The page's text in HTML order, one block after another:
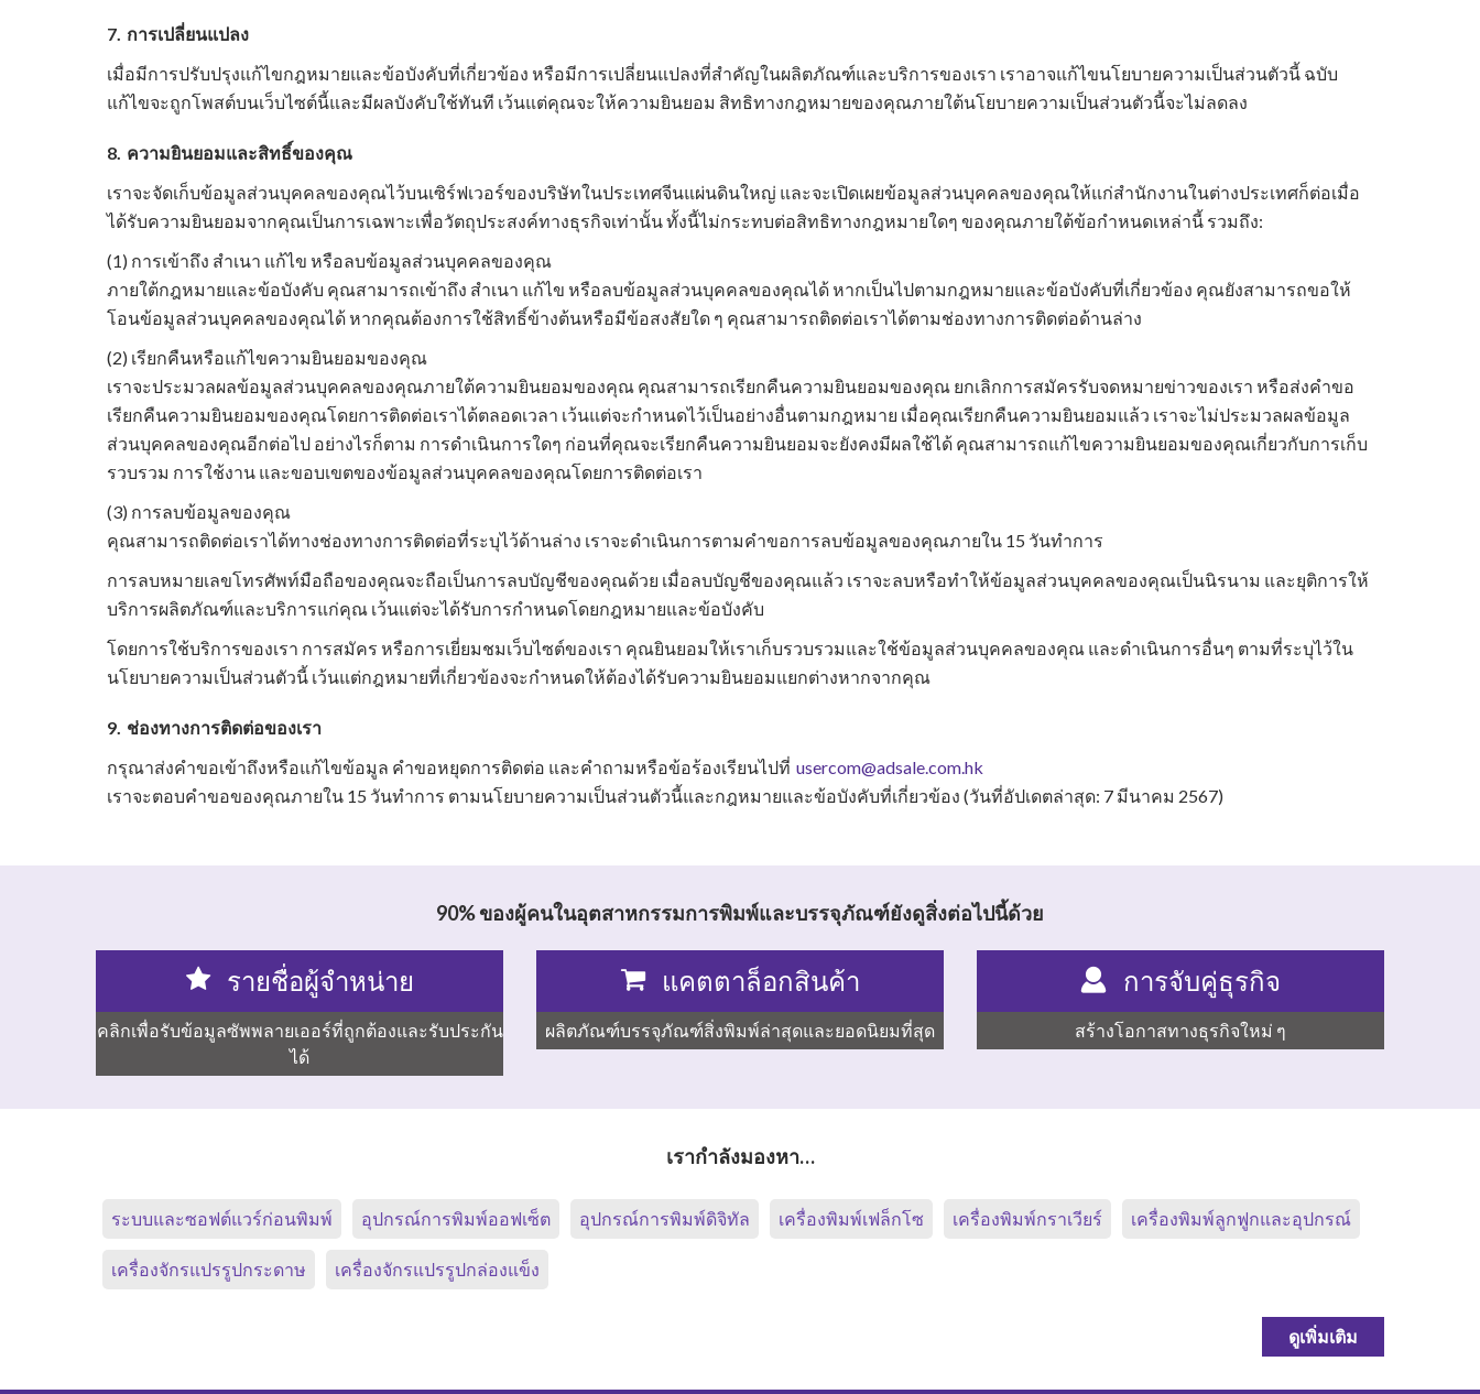
7. การเปลี่ยนแปลง
เมื่อมีการปรับปรุงแก้ไขกฎหมายและข้อบังคับที่เกี่ยวข้อง หรือมีการเปลี่ยนแปลงที่สำคัญในผลิตภัณฑ์และบริการของเรา เราอาจแก้ไขนโยบายความเป็นส่วนตัวนี้ ฉบับ
แก้ไขจะถูกโพสต์บนเว็บไซต์นี้และมีผลบังคับใช้ทันที เว้นแต่คุณจะให้ความยินยอม สิทธิทางกฎหมายของคุณภายใต้นโยบายความเป็นส่วนตัวนี้จะไม่ลดลง
8. ความยินยอมและสิทธิ์ของคุณ
เราจะจัดเก็บข้อมูลส่วนบุคคลของคุณไว้บนเซิร์ฟเวอร์ของบริษัทในประเทศจีนแผ่นดินใหญ่ และจะเปิดเผยข้อมูลส่วนบุคคลของคุณให้แก่สำนักงานในต่างประเทศก็ต่อเมื่อ
ได้รับความยินยอมจากคุณเป็นการเฉพาะเพื่อวัตถุประสงค์ทางธุรกิจเท่านั้น ทั้งนี้ไม่กระทบต่อสิทธิทางกฎหมายใดๆ ของคุณภายใต้ข้อกำหนดเหล่านี้ รวมถึง:
(1) การเข้าถึง สำเนา แก้ไข หรือลบข้อมูลส่วนบุคคลของคุณ
ภายใต้กฎหมายและข้อบังคับ คุณสามารถเข้าถึง สำเนา แก้ไข หรือลบข้อมูลส่วนบุคคลของคุณได้ หากเป็นไปตามกฎหมายและข้อบังคับที่เกี่ยวข้อง คุณยังสามารถขอให้
โอนข้อมูลส่วนบุคคลของคุณได้ หากคุณต้องการใช้สิทธิ์ข้างต้นหรือมีข้อสงสัยใด ๆ คุณสามารถติดต่อเราได้ตามช่องทางการติดต่อด้านล่าง
(2) เรียกคืนหรือแก้ไขความยินยอมของคุณ
เราจะประมวลผลข้อมูลส่วนบุคคลของคุณภายใต้ความยินยอมของคุณ คุณสามารถเรียกคืนความยินยอมของคุณ ยกเลิกการสมัครรับจดหมายข่าวของเรา หรือส่งคำขอ
เรียกคืนความยินยอมของคุณโดยการติดต่อเราได้ตลอดเวลา เว้นแต่จะกำหนดไว้เป็นอย่างอื่นตามกฎหมาย เมื่อคุณเรียกคืนความยินยอมแล้ว เราจะไม่ประมวลผลข้อมูล
ส่วนบุคคลของคุณอีกต่อไป อย่างไรก็ตาม การดำเนินการใดๆ ก่อนที่คุณจะเรียกคืนความยินยอมจะยังคงมีผลใช้ได้ คุณสามารถแก้ไขความยินยอมของคุณเกี่ยวกับการเก็บ
รวบรวม การใช้งาน และขอบเขตของข้อมูลส่วนบุคคลของคุณโดยการติดต่อเรา
(3) การลบข้อมูลของคุณ
คุณสามารถติดต่อเราได้ทางช่องทางการติดต่อที่ระบุไว้ด้านล่าง เราจะดำเนินการตามคำขอการลบข้อมูลของคุณภายใน 15 วันทำการ
การลบหมายเลขโทรศัพท์มือถือของคุณจะถือเป็นการลบบัญชีของคุณด้วย เมื่อลบบัญชีของคุณแล้ว เราจะลบหรือทำให้ข้อมูลส่วนบุคคลของคุณเป็นนิรนาม และยุติการให้
บริการผลิตภัณฑ์และบริการแก่คุณ เว้นแต่จะได้รับการกำหนดโดยกฎหมายและข้อบังคับ
โดยการใช้บริการของเรา การสมัคร หรือการเยี่ยมชมเว็บไซต์ของเรา คุณยินยอมให้เราเก็บรวบรวมและใช้ข้อมูลส่วนบุคคลของคุณ และดำเนินการอื่นๆ ตามที่ระบุไว้ใน
นโยบายความเป็นส่วนตัวนี้ เว้นแต่กฎหมายที่เกี่ยวข้องจะกำหนดให้ต้องได้รับความยินยอมแยกต่างหากจากคุณ
9. ช่องทางการติดต่อของเรา
กรุณาส่งคำขอเข้าถึงหรือแก้ไขข้อมูล คำขอหยุดการติดต่อ และคำถามหรือข้อร้องเรียนไปที่ usercom@adsale.com.hk
เราจะตอบคำขอของคุณภายใน 15 วันทำการ ตามนโยบายความเป็นส่วนตัวนี้และกฎหมายและข้อบังคับที่เกี่ยวข้อง (วันที่อัปเดตล่าสุด: 7 มีนาคม 2567)
90% ของผู้คนในอุตสาหกรรมการพิมพ์และบรรจุภัณฑ์ยังดูสิ่งต่อไปนี้ด้วย
รายชื่อผู้จำหน่าย
คลิกเพื่อรับข้อมูลซัพพลายเออร์ที่ถูกต้องและรับประกัน
ได้
แคตตาล็อกสินค้า
ผลิตภัณฑ์บรรจุภัณฑ์สิ่งพิมพ์ล่าสุดและยอดนิยมที่สุด
การจับคู่ธุรกิจ
สร้างโอกาสทางธุรกิจใหม่ ๆ
เรากำลังมองหา…
ระบบและซอฟต์แวร์ก่อนพิมพ์ อุปกรณ์การพิมพ์ออฟเซ็ต อุปกรณ์การพิมพ์ดิจิทัล เครื่องพิมพ์เฟล็กโซ เครื่องพิมพ์กราเวียร์ เครื่องพิมพ์ลูกฟูกและอุปกรณ์
เครื่องจักรแปรรูปกระดาษ เครื่องจักรแปรรูปกล่องแข็ง
ดูเพิ่มเติม